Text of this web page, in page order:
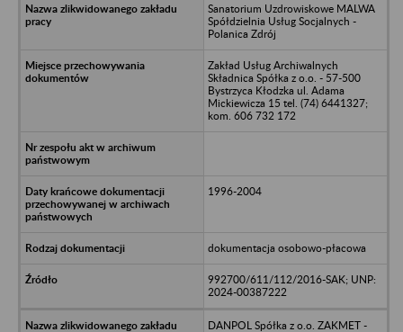
Sanatorium Uzdrowiskowe MALWA
Spółdzielnia Usług Socjalnych -
Polanica Zdrój
Zakład Usług Archiwalnych
Składnica Spółka z o.o. - 57-500
Bystrzyca Kłodzka ul. Adama
Mickiewicza 15 tel. (74) 6441327;
kom. 606 732 172
1996-2004
dokumentacja osobowo-płacowa
992700/611/112/2016-SAK; UNP:
2024-00387222
DANPOL Spółka z o.o. ZAKMET -